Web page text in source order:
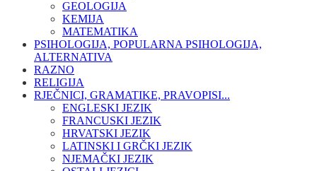
GEOLOGIJA
KEMIJA
MATEMATIKA
PSIHOLOGIJA, POPULARNA PSIHOLOGIJA,
ALTERNATIVA
RAZNO
RELIGIJA
RJEČNICI, GRAMATIKE, PRAVOPISI...
ENGLESKI JEZIK
FRANCUSKI JEZIK
HRVATSKI JEZIK
LATINSKI I GRČKI JEZIK
NJEMAČKI JEZIK